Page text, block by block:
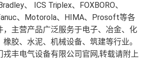
、 ICS Triplex、FOXBORO、
、Motorola、HIMA、Prosoft等各
，主营产品广泛服务于电子、冶金、化
胶、水泥、机械设备、筑建等行业。
戎丰电气设备有限公司官网,转载请附上